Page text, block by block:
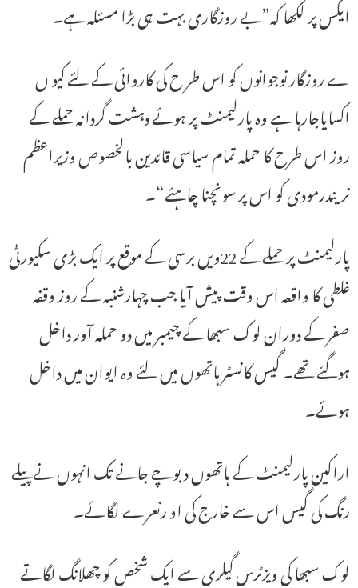
ایکس پر لکھا کہ”بے روزگاری بہت ہی بڑا مسئلہ ہے۔
ے روزگار نوجوانوں کو اس طر ح کی کاروائی کے لئے کیو ں
اکسایاجارہا ہے وہ پارلیمنٹ پر ہوئے دہشت گردانہ حملے کے
روز اس طرح کا حملہ تمام سیاسی قائدین بالخصوص وزیراعظم
نریندرمودی کو اس پر سونچنا چاہئے“۔
پارلیمنٹ پر حملے کے 22ویں برسی کے موقع پر ایک بڑی سکیورٹی
غلطی کا واقعہ اس وقت پیش آیا جب چہارشنبہ کے روز وقفہ
صفر کے دوران لوک سبھا کے چیمبر میں دو حملہ آور داخل
ہوگئے تھے۔ گیس کانسٹر ہاتھوں میں لئے وہ ایوان میں داخل
ہوئے۔
اراکین پارلیمنٹ کے ہاتھوں دبوچے جانے تک انہوں نے پیلے
رنگ کی گیس اس سے خارج کی او رنعرے لگائے۔
لوک سبھا کی ویزٹرس گیلری سے ایک شخص کو چھلانگ لگاتے